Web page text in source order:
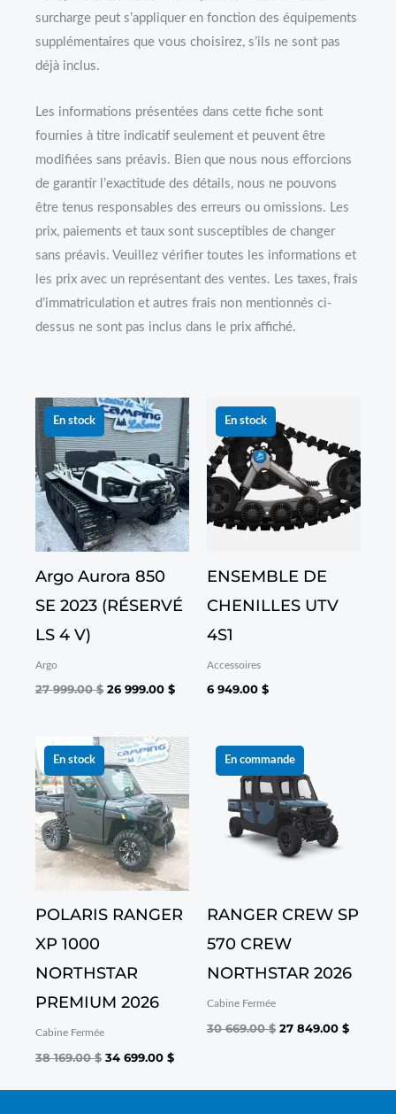
surcharge peut s’appliquer en fonction des équipements
supplémentaires que vous choisirez, s’ils ne sont pas
déjà inclus.
Les informations présentées dans cette fiche sont
fournies à titre indicatif seulement et peuvent être
modifiées sans préavis. Bien que nous nous efforcions
de garantir l’exactitude des détails, nous ne pouvons
être tenus responsables des erreurs ou omissions. Les
prix, paiements et taux sont susceptibles de changer
sans préavis. Veuillez vérifier toutes les informations et
les prix avec un représentant des ventes. Les taxes, frais
d’immatriculation et autres frais non mentionnés ci-
dessus ne sont pas inclus dans le prix affiché.
En stock
Argo Aurora 850
SE 2023 (RÉSERVÉ
LS 4 V)
Argo
27 999.00$
Le
prix
initial
était :
27 999.00 $.
26 999.00 $
Le
prix
actuel
est :
26 999.00 $.
En stock
ENSEMBLE DE
CHENILLES UTV
4S1
Accessoires
6 949.00 $
En stock
POLARIS RANGER
XP 1000
NORTHSTAR
PREMIUM 2026
Cabine Fermée
38 169.00$
Le
prix
initial
était :
38 169.00 $.
34 699.00 $
Le
prix
actuel
est :
34 699.00 $.
En commande
RANGER CREW SP
570 CREW
NORTHSTAR 2026
Cabine Fermée
30 669.00$
Le
prix
initial
était :
30 669.00 $.
27 849.00 $